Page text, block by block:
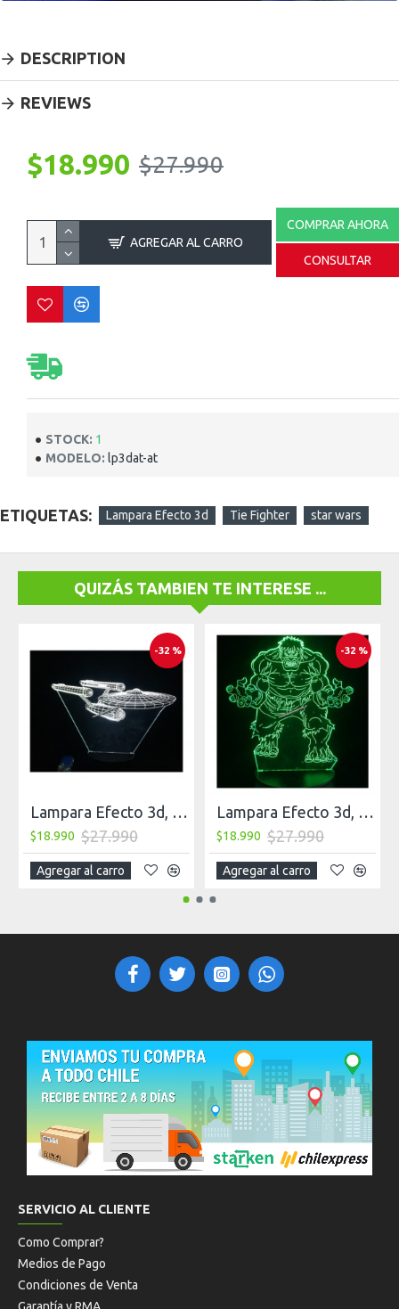
DESCRIPTION
REVIEWS
STOCK: 1
MODELO: lp3dat-at
$18.990 $27.990
AGREGAR AL CARRO
COMPRAR AHORA
CONSULTAR
ETIQUETAS: Lampara Efecto 3d Tie Fighter star wars
QUIZÁS TAMBIEN TE INTERESE ...
-32 %
Lampara Efecto 3d, Enterprise 2
$18.990 $27.990
Agregar al carro
-32 %
Lampara Efecto 3d, Hulk
$18.990 $27.990
Agregar al carro
SERVICIO AL CLIENTE
Como Comprar?
Medios de Pago
Condiciones de Venta